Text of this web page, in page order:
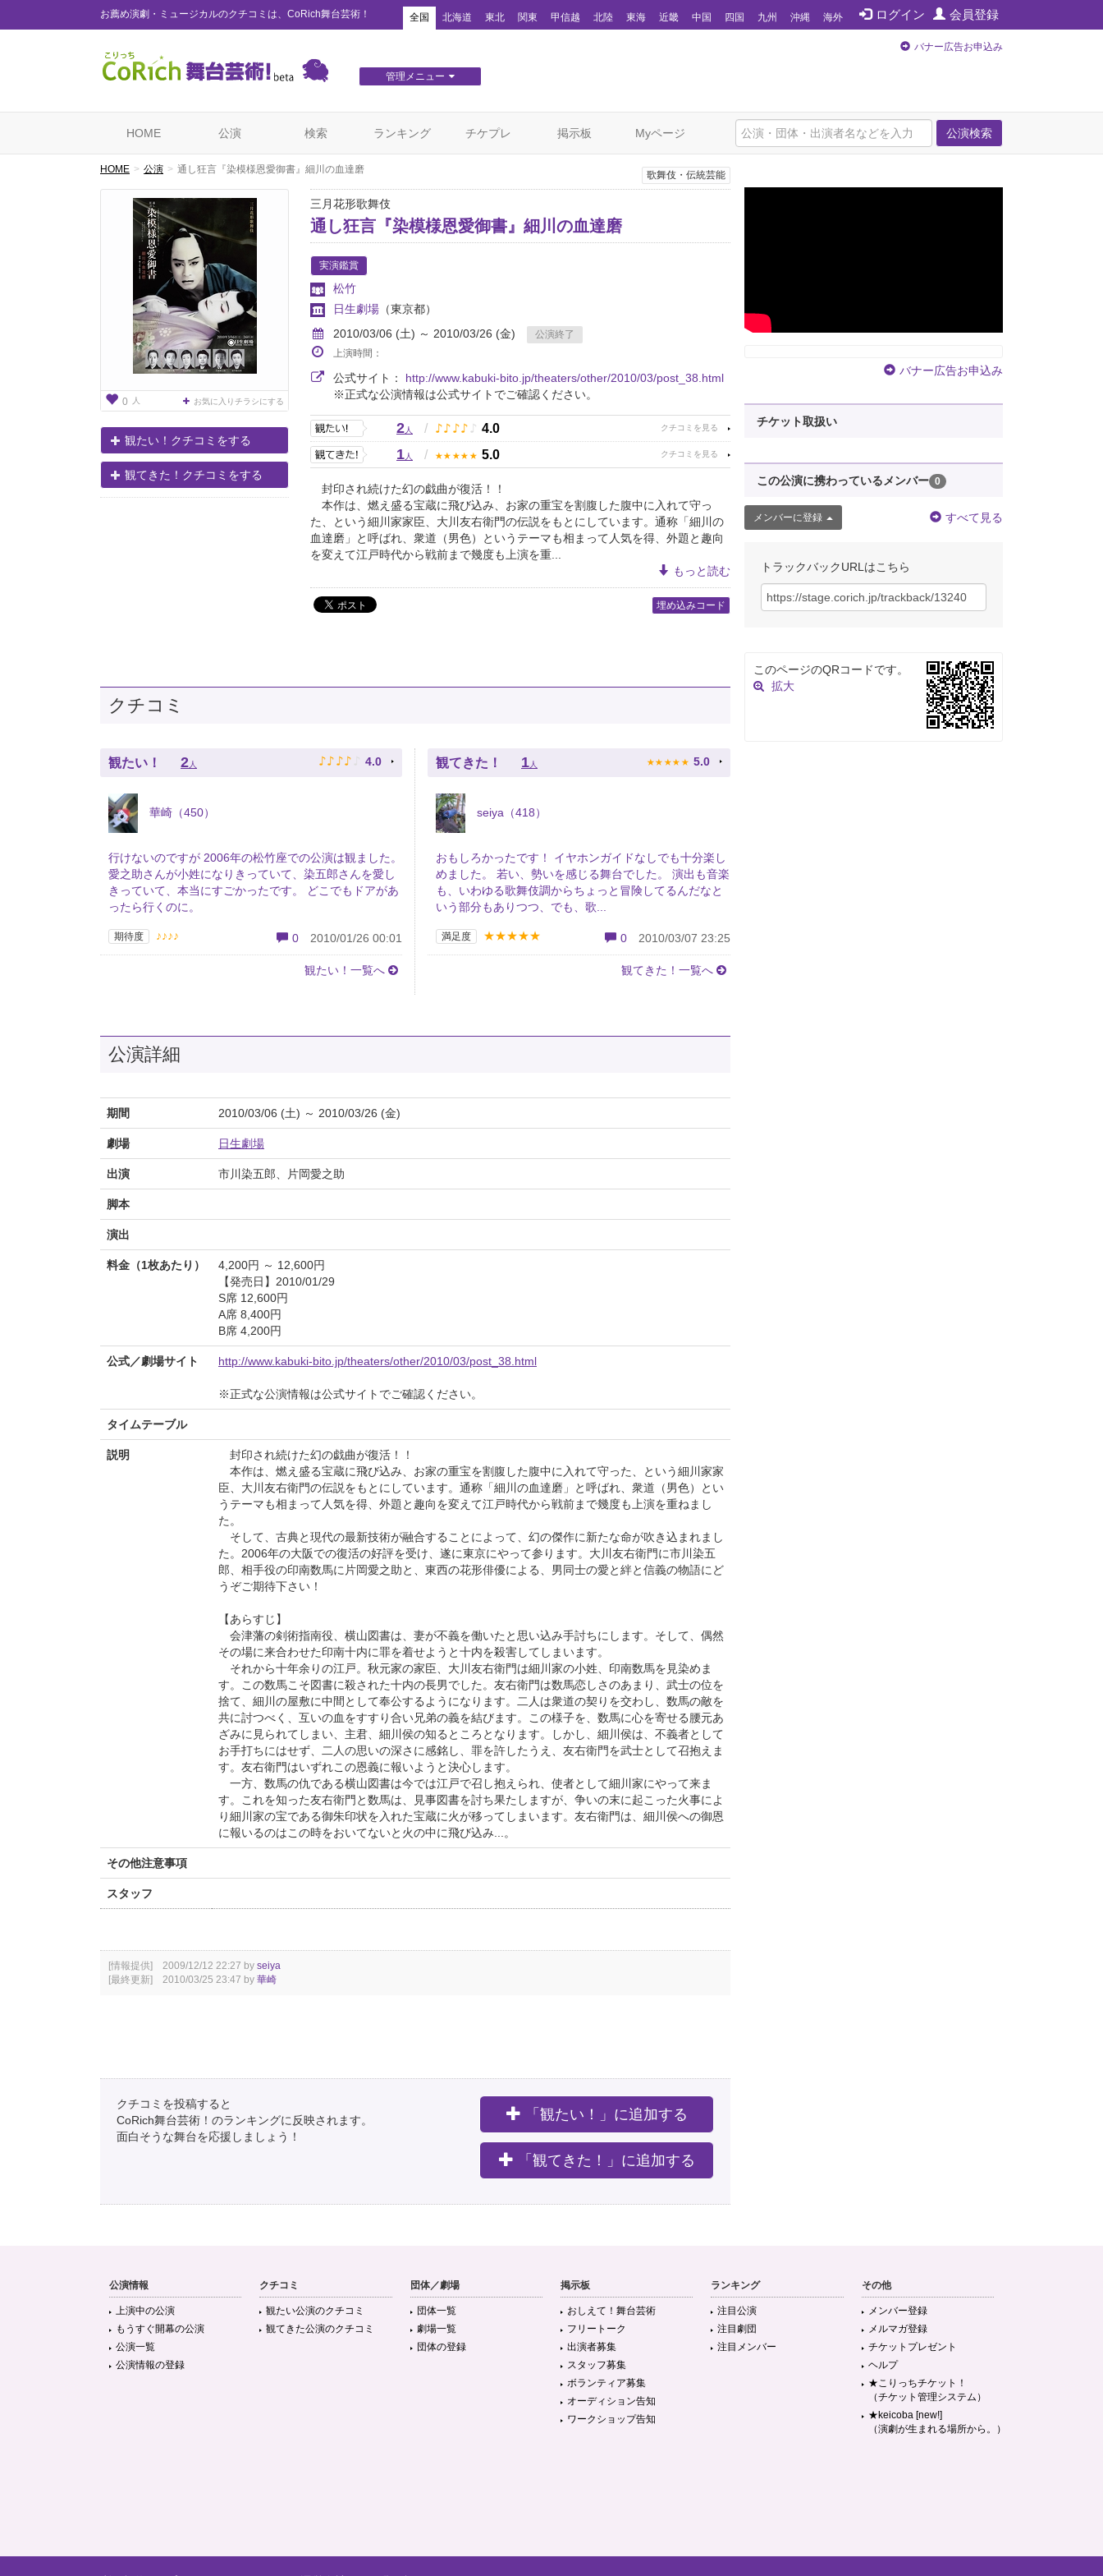
お薦め演劇・ミュージカルのクチコミは、CoRich舞台芸術！ ログイン 会員登録
全国 北海道 東北 関東 甲信越 北陸 東海 近畿 中国 四国 九州 沖縄 海外
管理メニュー
バナー広告お申込み
公演検索
HOME 公演 検索 ランキング チケプレ 掲示板 Myページ
HOME 公演 通し狂言『染模様恩愛御書』細川の血達磨
0 人 お気に入りチラシにする
観たい！クチコミをする
観てきた！クチコミをする
歌舞伎・伝統芸能
三月花形歌舞伎
通し狂言『染模様恩愛御書』細川の血達磨
実演鑑賞
松竹
日生劇場 （東京都）
2010/03/06 (土) ～ 2010/03/26 (金)
公演終了
上演時間：
公式サイト： http://www.kabuki-bito.jp/theaters/other/2010/03/post_38.html
※正式な公演情報は公式サイトでご確認ください。
2人 / ♪ ♪ ♪ ♪ ♪ 4.0
1人 / ★ ★ ★ ★ ★ 5.0
封印され続けた幻の戯曲が復活！！
本作は、燃え盛る宝蔵に飛び込み、お家の重宝を割腹した腹中に入れて守っ
た、という細川家家臣、大川友右衛門の伝説をもとにしています。通称「細川の
血達磨」と呼ばれ、衆道（男色）というテーマも相まって人気を得、外題と趣向
を変えて江戸時代から戦前まで幾度も上演を重...
もっと読む
埋め込みコード
クチコミ
観たい！ 2 人 ♪ ♪ ♪ ♪ ♪ 4.0
華崎（450）
行けないのですが 2006年の松竹座での公演は観ました。
愛之助さんが小姓になりきっていて、染五郎さんを愛し
きっていて、本当にすごかったです。 どこでもドアがあ
ったら行くのに。
期待度 ♪♪♪♪ 0 2010/01/26 00:01
観たい！一覧へ
観てきた！ 1 人 ★ ★ ★ ★ ★ 5.0
seiya（418）
おもしろかったです！ イヤホンガイドなしでも十分楽し
めました。 若い、勢いを感じる舞台でした。 演出も音楽
も、いわゆる歌舞伎調からちょっと冒険してるんだなと
いう部分もありつつ、でも、歌...
満足度 ★★★★★ 0 2010/03/07 23:25
観てきた！一覧へ
公演詳細
期間 2010/03/06 (土) ～ 2010/03/26 (金)
劇場 日生劇場
出演 市川染五郎、片岡愛之助
脚本
演出
料金（1枚あたり）
4,200円 ～ 12,600円
【発売日】2010/01/29
S席 12,600円
A席 8,400円
B席 4,200円
公式／劇場サイト http://www.kabuki-bito.jp/theaters/other/2010/03/post_38.html
※正式な公演情報は公式サイトでご確認ください。
タイムテーブル
説明
封印され続けた幻の戯曲が復活！！
本作は、燃え盛る宝蔵に飛び込み、お家の重宝を割腹した腹中に入れて守った、という細川家家
臣、大川友右衛門の伝説をもとにしています。通称「細川の血達磨」と呼ばれ、衆道（男色）とい
うテーマも相まって人気を得、外題と趣向を変えて江戸時代から戦前まで幾度も上演を重ねまし
た。
そして、古典と現代の最新技術が融合することによって、幻の傑作に新たな命が吹き込まれまし
た。2006年の大阪での復活の好評を受け、遂に東京にやって参ります。大川友右衛門に市川染五
郎、相手役の印南数馬に片岡愛之助と、東西の花形俳優による、男同士の愛と絆と信義の物語にど
うぞご期待下さい！
【あらすじ】
会津藩の剣術指南役、横山図書は、妻が不義を働いたと思い込み手討ちにします。そして、偶然
その場に来合わせた印南十内に罪を着せようと十内を殺害してしまいます。
それから十年余りの江戸。秋元家の家臣、大川友右衛門は細川家の小姓、印南数馬を見染めま
す。この数馬こそ図書に殺された十内の長男でした。友右衛門は数馬恋しさのあまり、武士の位を
捨て、細川の屋敷に中間として奉公するようになります。二人は衆道の契りを交わし、数馬の敵を
共に討つべく、互いの血をすすり合い兄弟の義を結びます。この様子を、数馬に心を寄せる腰元あ
ざみに見られてしまい、主君、細川侯の知るところとなります。しかし、細川侯は、不義者として
お手打ちにはせず、二人の思いの深さに感銘し、罪を許したうえ、友右衛門を武士として召抱えま
す。友右衛門はいずれこの恩義に報いようと決心します。
一方、数馬の仇である横山図書は今では江戸で召し抱えられ、使者として細川家にやって来ま
す。これを知った友右衛門と数馬は、見事図書を討ち果たしますが、争いの末に起こった火事によ
り細川家の宝である御朱印状を入れた宝蔵に火が移ってしまいます。友右衛門は、細川侯への御恩
に報いるのはこの時をおいてないと火の中に飛び込み...。
その他注意事項
スタッフ
[情報提供] 2009/12/12 22:27 by seiya
[最終更新] 2010/03/25 23:47 by 華崎
クチコミを投稿すると
CoRich舞台芸術！のランキングに反映されます。
面白そうな舞台を応援しましょう！
「観たい！」に追加する
「観てきた！」に追加する
バナー広告お申込み
チケット取扱い
この公演に携わっているメンバー 0
メンバーに登録 すべて見る
トラックバックURLはこちら
このページのQRコードです。
拡大
公演情報
上演中の公演
もうすぐ開幕の公演
公演一覧
公演情報の登録
クチコミ
観たい公演のクチコミ
観てきた公演のクチコミ
団体／劇場
団体一覧
劇場一覧
団体の登録
掲示板
おしえて！舞台芸術
フリートーク
出演者募集
スタッフ募集
ボランティア募集
オーディション告知
ワークショップ告知
ランキング
注目公演
注目劇団
注目メンバー
その他
メンバー登録
メルマガ登録
チケットプレゼント
ヘルプ
★こりっちチケット！
（チケット管理システム）
★keicoba [new!]
（演劇が生まれる場所から。）